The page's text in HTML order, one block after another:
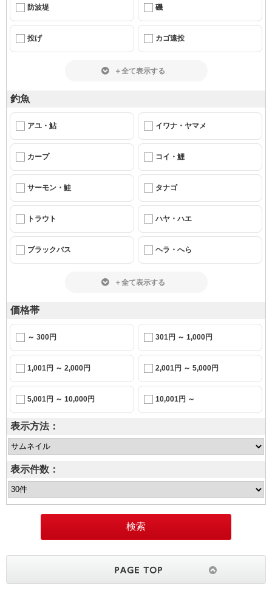
防波堤 磯
投げ カゴ遠投
＋全て表示する
釣魚
アユ・鮎 イワナ・ヤマメ
カープ コイ・鯉
サーモン・鮭 タナゴ
トラウト ハヤ・ハエ
ブラックバス ヘラ・へら
＋全て表示する
価格帯
～ 300円 301円 ～ 1,000円
1,001円 ～ 2,000円 2,001円 ～ 5,000円
5,001円 ～ 10,000円 10,001円 ～
表示方法：
表示件数：